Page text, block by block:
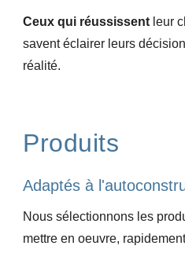
Ceux qui réussissent leur
savent éclairer leurs
réalité.
Produits
Adaptés à
Nous sélectionnons les
mettre en oeuvre,